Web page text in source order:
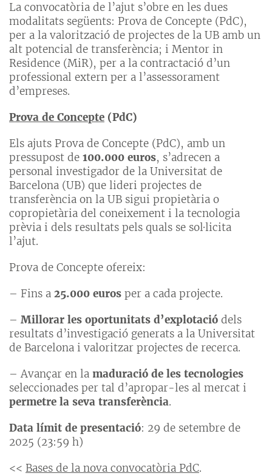
La convocatòria de l’ajut s’obre en les dues
modalitats següents: Prova de Concepte (PdC),
per a la valorització de projectes de la UB amb un
alt potencial de transferència; i Mentor in
Residence (MiR), per a la contractació d’un
professional extern per a l’assessorament
d’empreses.
Prova de Concepte (PdC)
Els ajuts Prova de Concepte (PdC), amb un
pressupost de 100.000 euros, s’adrecen a
personal investigador de la Universitat de
Barcelona (UB) que lideri projectes de
transferència on la UB sigui propietària o
copropietària del coneixement i la tecnologia
prèvia i dels resultats pels quals se sol·licita
l’ajut.
Prova de Concepte ofereix:
– Fins a 25.000 euros per a cada projecte.
– Millorar les oportunitats d’explotació dels
resultats d’investigació generats a la Universitat
de Barcelona i valoritzar projectes de recerca.
– Avançar en la maduració de les tecnologies
seleccionades per tal d’apropar-les al mercat i
permetre la seva transferència.
Data límit de presentació: 29 de setembre de
2025 (23:59 h)
<< Bases de la nova convocatòria PdC.